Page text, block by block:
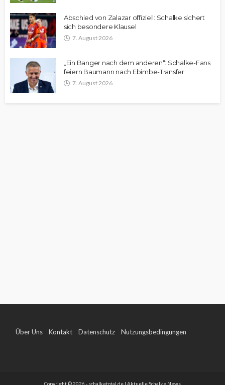
Abschied von Zalazar offiziell: Schalke sichert
sich besondere Klausel
7. August 2026
„Ein Banger nach dem anderen“: Schalke-Fans
feiern Baumann nach Ebimbe-Transfer
7. August 2026
Über Uns Kontakt Datenschutz Nutzungsbedingungen
Copyright © 2026 - schalketotal.de | Aktuelle Schalke News